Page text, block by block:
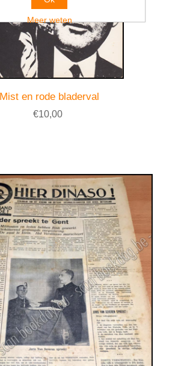
Mist en rode bladerval
€10,00
Meer weten